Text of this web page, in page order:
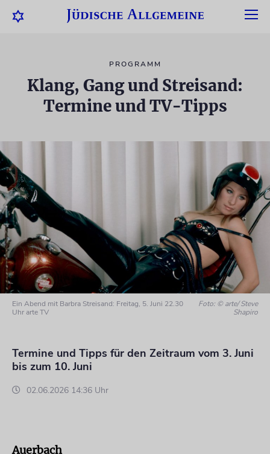
PROGRAMM
Klang, Gang und Streisand:
Termine und TV-Tipps
Ein Abend mit Barbra Streisand: Freitag, 5. Juni 22.30
Uhr arte TV
Foto: © arte/ Steve
Shapiro
Termine und Tipps für den Zeitraum vom 3. Juni
bis zum 10. Juni
02.06.2026 14:36 Uhr
Auerbach